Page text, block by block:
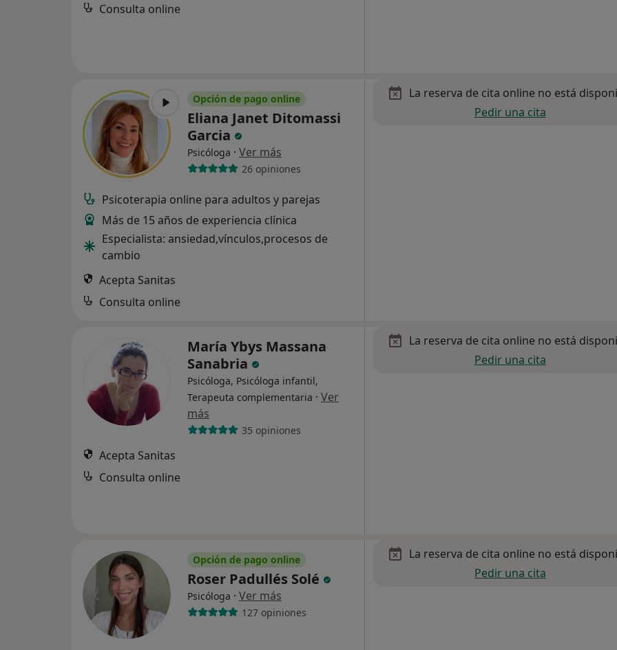
Consulta online
Opción de pago online
Eliana Janet Ditomassi
Garcia
Psicóloga · Ver más
26 opiniones
Psicoterapia online para adultos y parejas
Más de 15 años de experiencia clínica
Especialista: ansiedad,vínculos,procesos de
cambio
Acepta Sanitas
Consulta online
La reserva de cita online no está
Pedir una cita
María Ybys Massana
Sanabria
Psicóloga, Psicóloga infantil,
Terapeuta complementaria · Ver
más
35 opiniones
Acepta Sanitas
Consulta online
La reserva de cita online no está
Pedir una cita
Opción de pago online
Roser Padullés Solé
Psicóloga · Ver más
127 opiniones
La reserva de cita online no está
Pedir una cita